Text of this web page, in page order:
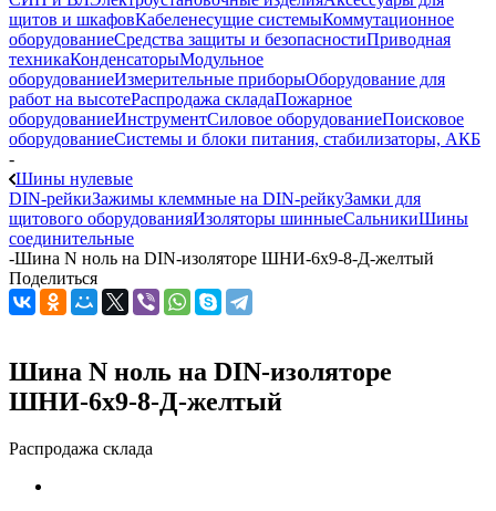
щитов и шкафовКабеленесущие системыКоммутационное
оборудованиеСредства защиты и безопасностиПриводная
техникаКонденсаторыМодульное
оборудованиеИзмерительные приборыОборудование для
работ на высотеРаспродажа складаПожарное
оборудованиеИнструментСиловое оборудованиеПоисковое
оборудованиеСистемы и блоки питания, стабилизаторы, АКБ
-
Шины нулевые
DIN-рейкиЗажимы клеммные на DIN-рейкуЗамки для
щитового оборудованияИзоляторы шинныеСальникиШины
соединительные
-Шина N ноль на DIN-изоляторе ШНИ-6х9-8-Д-желтый
Поделиться
Шина N ноль на DIN-изоляторе
ШНИ-6х9-8-Д-желтый
Распродажа склада